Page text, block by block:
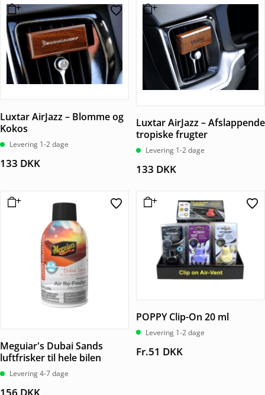
Luxtar AirJazz – Blomme og
Kokos
Levering 1-2 dage
133 DKK
Luxtar AirJazz – Afslappende
tropiske frugter
Levering 1-2 dage
133 DKK
Meguiar's Dubai Sands
luftfrisker til hele bilen
Levering 4-7 dage
POPPY Clip-On 20 ml
Levering 1-2 dage
Fr.51 DKK